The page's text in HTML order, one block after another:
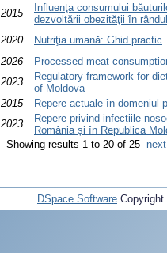
2015
Influenţa consumului
dezvoltării obezităţii în
2020
Nutriţia umană: Ghid practic
2026
Processed meat
2023
Regulatory framework for
of Moldova
2015
Repere actuale în domeniul
2023
Repere privind infecțiile
România și în Republica
Showing results 1 to 20 of 25
DSpace Software